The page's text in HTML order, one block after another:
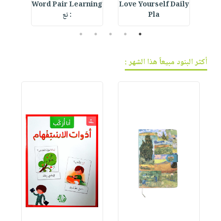
Love Yourself Daily
Pla
Word Pair Learning
: تع
1
2
3
4
5
أكثر البنود مبيعاً هذا الشهر :